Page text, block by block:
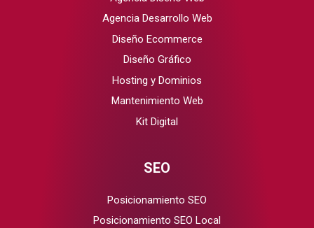
Agencia Desarrollo Web
Diseño Ecommerce
Diseño Gráfico
Hosting y Dominios
Mantenimiento Web
Kit Digital
SEO
Posicionamiento SEO
Posicionamiento SEO Local